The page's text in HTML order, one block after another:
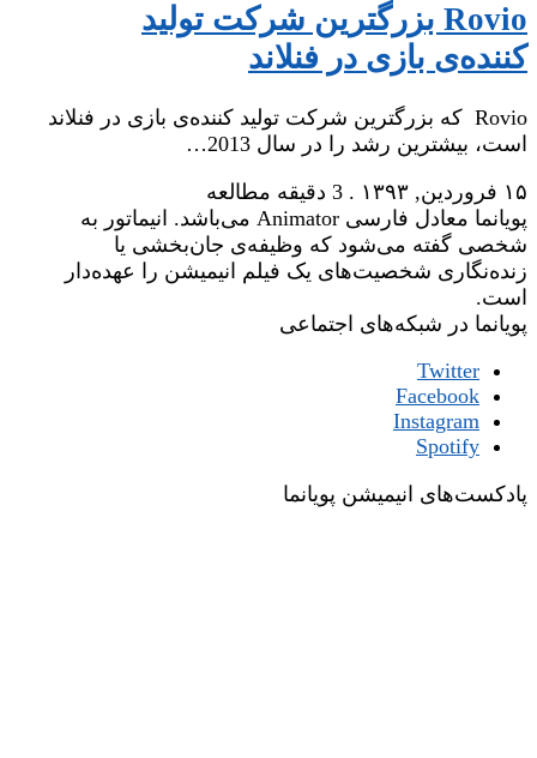
Rovio بزرگترین شرکت تولید
کننده‌ی بازی در فنلاند
Rovio که بزرگترین شرکت تولید کننده‌ی بازی در فنلاند
است، بیشترین رشد را در سال 2013…
۱۵ فروردین, ۱۳۹۳
. 3 دقیقه مطالعه
پویانما معادل فارسی Animator می‌باشد. انیماتور به
شخصی گفته می‌شود که وظیفه‌ی جان‌بخشی یا
زنده‌نگاری شخصیت‌های یک فیلم انیمیشن را عهده‌دار
است.
پویانما در شبکه‌های اجتماعی
Twitter
Facebook
Instagram
Spotify
پادکست‌های انیمیشن پویانما